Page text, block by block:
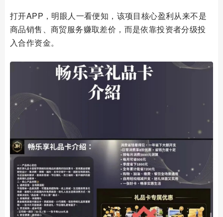
打开APP，明眼人一看便知，该项目核心盈利从来不是
商品销售、商贸服务赚取差价，而是依靠投资者分级投
入合作资金。